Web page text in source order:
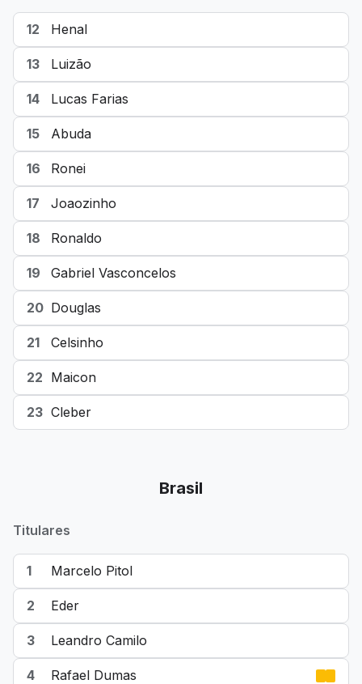
12 Henal
13 Luizão
14 Lucas Farias
15 Abuda
16 Ronei
17 Joaozinho
18 Ronaldo
19 Gabriel Vasconcelos
20 Douglas
21 Celsinho
22 Maicon
23 Cleber
Brasil
Titulares
1 Marcelo Pitol
2 Eder
3 Leandro Camilo
4 Rafael Dumas